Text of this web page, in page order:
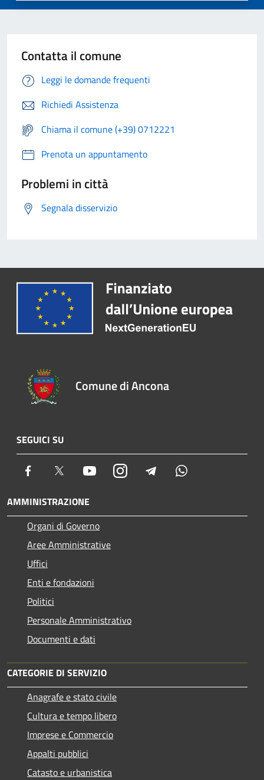
Contatta il comune
Leggi le domande frequenti
Richiedi Assistenza
Chiama il comune (+39) 0712221
Prenota un appuntamento
Problemi in città
Segnala disservizio
Comune di Ancona
SEGUICI SU
Facebook Twitter YoutubeInstagram Telegram
AMMINISTRAZIONE
Organi di Governo
Aree Amministrative
Uffici
Enti e fondazioni
Politici
Personale Amministrativo
Documenti e dati
CATEGORIE DI SERVIZIO
Anagrafe e stato civile
Cultura e tempo libero
Imprese e Commercio
Appalti pubblici
Catasto e urbanistica